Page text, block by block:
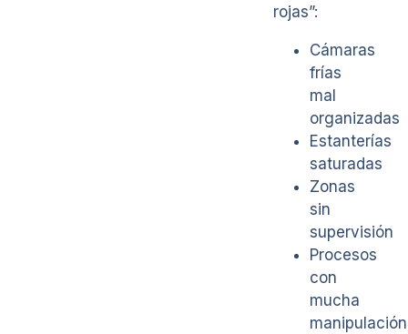
rojas”:
Cámaras
frías
mal
organizadas
Estanterías
saturadas
Zonas
sin
supervisión
Procesos
con
mucha
manipulación